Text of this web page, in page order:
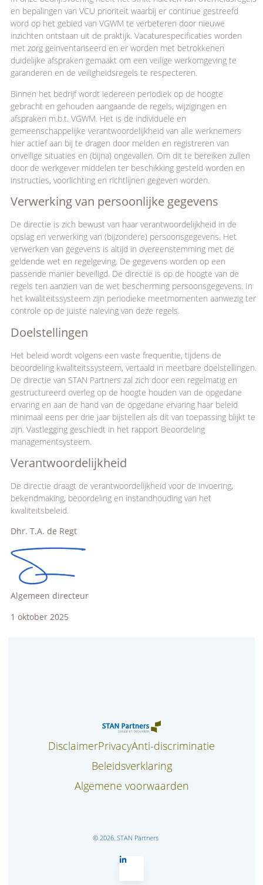
en bepalingen van VCU prioriteit waarbij er continue gestreefd
word op het gebied van VGWM te verbeteren door nieuwe
inzichten ontstaan uit de praktijk. Vacaturespecificaties worden
met zorg geïnventariseerd en er worden met betrokkenen
duidelijke afspraken gemaakt om een veilige werkomgeving te
garanderen en de veiligheidsregels te respecteren.
Binnen het bedrijf wordt iedereen periodiek op de hoogte
gebracht en gehouden aangaande de regels, wijzigingen en
afspraken m.b.t. VGWM. Het is de individuele en
gemeenschappelijke verantwoordelijkheid van alle werknemers
hier actief aan bij te dragen door melden en registreren van
onveilige situaties en (bijna) ongevallen. Om dit te bereiken zullen
door de werkgever middelen ter beschikking gesteld worden en
instructies, voorlichting en richtlijnen gegeven worden.
Verwerking van persoonlijke gegevens
De directie is zich bewust van haar verantwoordelijkheid in de
opslag en verwerking van (bijzondere) persoonsgegevens. Het
verwerken van gegevens is altijd in overeenstemming met de
geldende wet en regelgeving. De gegevens worden op een
passende manier beveiligd. De directie is op de hoogte van de
regels ten aanzien van de wet bescherming persoonsgegevens. In
het kwaliteitssysteem zijn periodieke meetmomenten aanwezig ter
controle op de juiste naleving van deze regels.
Doelstellingen
Het beleid wordt volgens een vaste frequentie, tijdens de
beoordeling kwaliteitssysteem, vertaald in meetbare doelstellingen.
De directie van STAN Partners zal zich door een regelmatig en
gestructureerd overleg op de hoogte houden van de opgedane
ervaring en aan de hand van de opgedane ervaring haar beleid
minimaal eens per drie jaar bijstellen als dit van toepassing blijkt te
zijn. Vastlegging geschiedt in het rapport Beoordeling
managementsysteem.
Verantwoordelijkheid
De directie draagt de verantwoordelijkheid voor de invoering,
bekendmaking, beoordeling en instandhouding van het
kwaliteitsbeleid.
Dhr. T.A. de Regt
Algemeen directeur
1 oktober 2025
DisclaimerPrivacyAnti-discriminatie
Beleidsverklaring
Algemene voorwaarden
© 2026, STAN Partners